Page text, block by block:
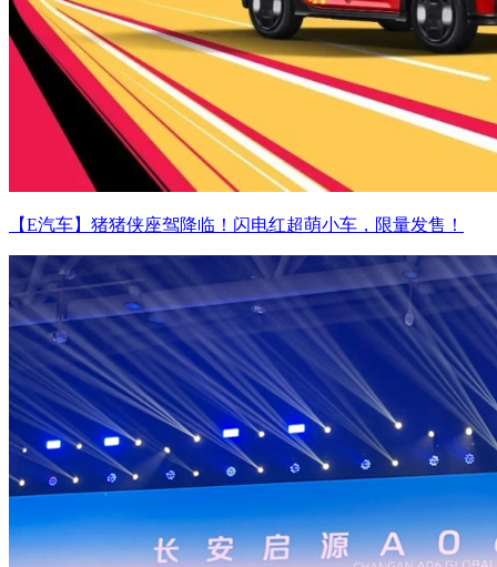
【E汽车】猪猪侠座驾降临！闪电红超萌小车，限量发售！